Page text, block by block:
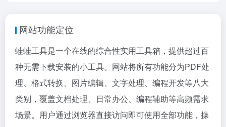
网站功能定位
蛙蛙工具是一个在线的综合性实用工具箱，提供超过百
种无需下载安装的小工具。网站将所有功能分为PDF处
理、格式转换、图片编辑、文字处理、编程开发等八大
类别，覆盖文档处理、日常办公、编程辅助等高频需求
场景。用户通过浏览器直接访问即可使用全部功能，操